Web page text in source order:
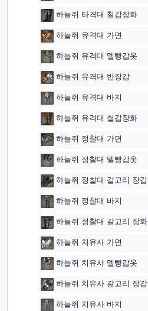
하늘쥐 타격대 철갑장화
하늘쥐 유격대 가면
하늘쥐 유격대 멜빵갑옷
하늘쥐 유격대 반장갑
하늘쥐 유격대 바지
하늘쥐 유격대 철갑장화
하늘쥐 정찰대 가면
하늘쥐 정찰대 멜빵갑옷
하늘쥐 정찰대 갈고리 장갑
하늘쥐 정찰대 바지
하늘쥐 정찰대 갈고리 장화
하늘쥐 치유사 가면
하늘쥐 치유사 멜빵갑옷
하늘쥐 치유사 갈고리 장갑
하늘쥐 치유사 바지